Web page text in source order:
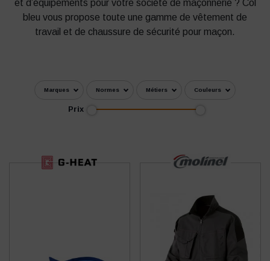
et d’équipements pour votre société de maçonnerie ? Col
bleu vous propose toute une gamme de vêtement de
travail et de chaussure de sécurité pour maçon.
Marques Normes Métiers Couleurs
Prix